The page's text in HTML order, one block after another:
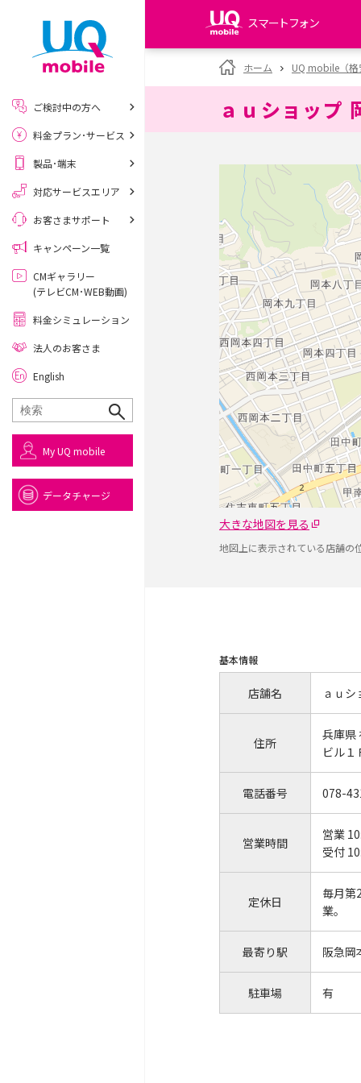
スマートフォン
my UQ WiMAX
UQ WiMAX ご契約の方
My UQ mobile
UQ mobile
データチャージサイト
ホーム UQ mobile（
ａｕショップ
大きな地図を見る
地図上に表示されている店舗の
基本情報
店舗名 ａｕ
住所
兵庫県
ビル１
電話番号 078-
営業時間
営業
受付
定休日
毎月第
業。
最寄り駅 阪急岡
駐車場 有
ご検討中の方へ
料金プラン･サービス
製品･端末
対応サービスエリア
お客さまサポート
キャンペーン一覧
CMギャラリー
(テレビCM･WEB動画)
料金シミュレーション
法人のお客さま
English
My UQ mobile
データチャージ